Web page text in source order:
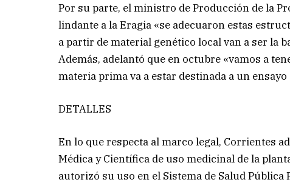
Por su parte, el ministro de Producción de la
lindante a la Eragia «se adecuaron estas
a partir de material genético local van a ser la
Además, adelantó que en octubre «vamos a
materia prima va a estar destinada a un
DETALLES
En lo que respecta al marco legal, Corrientes
Médica y Científica de uso medicinal de la
autorizó su uso en el Sistema de Salud